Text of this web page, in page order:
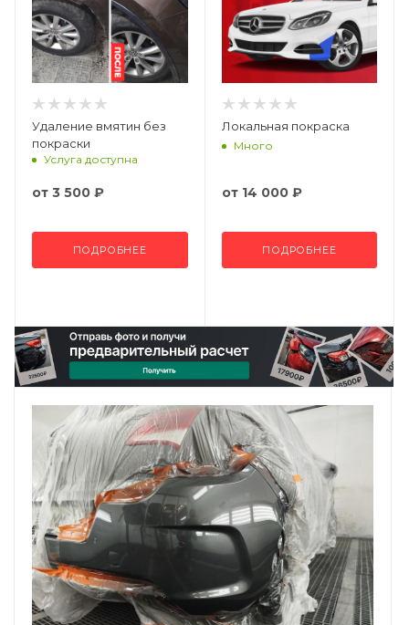
Удаление вмятин без
покраски
Услуга доступна
от 3 500 ₽
ПОДРОБНЕЕ
Локальная покраска
Много
от 14 000 ₽
ПОДРОБНЕЕ